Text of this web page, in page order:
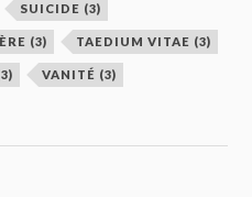
SUICIDE (3)
(3) TAEDIUM VITAE (3)
VANITÉ (3)